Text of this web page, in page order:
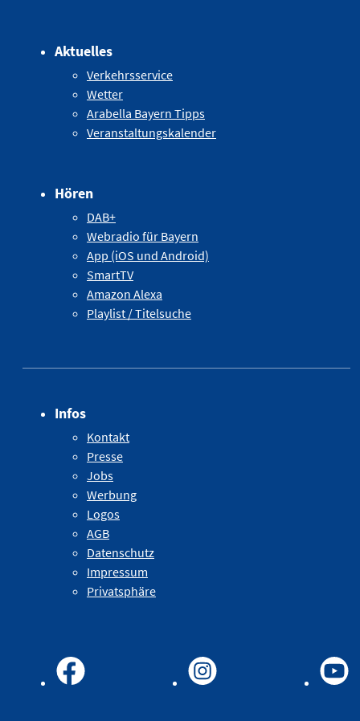
Aktuelles
Verkehrsservice
Wetter
Arabella Bayern Tipps
Veranstaltungskalender
Hören
DAB+
Webradio für Bayern
App (iOS und Android)
SmartTV
Amazon Alexa
Playlist / Titelsuche
Infos
Kontakt
Presse
Jobs
Werbung
Logos
AGB
Datenschutz
Impressum
Privatsphäre